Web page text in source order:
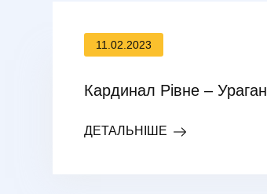
11.02.2023
Кардинал Рівне – Ураган
ДЕТАЛЬНІШЕ